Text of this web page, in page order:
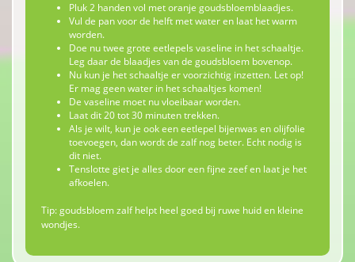
Pluk 2 handen vol met oranje goudsbloemblaadjes.
Vul de pan voor de helft met water en laat het warm
worden.
Doe nu twee grote eetlepels vaseline in het schaaltje.
Leg daar de blaadjes van de goudsbloem bovenop.
Nu kun je het schaaltje er voorzichtig inzetten. Let op!
Er mag geen water in het schaaltjes komen!
De vaseline moet nu vloeibaar worden.
Laat dit 20 tot 30 minuten trekken.
Als je wilt, kun je ook een eetlepel bijenwas en olijfolie
toevoegen, dan wordt de zalf nog beter. Echt nodig is
dit niet.
Tenslotte giet je alles door een fijne zeef en laat je het
afkoelen.
Tip: goudsbloem zalf helpt heel goed bij ruwe huid en kleine
wondjes.